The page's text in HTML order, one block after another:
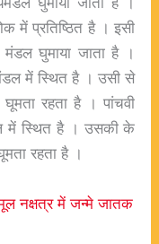
में प्रतिष्ठित है । इसी
मंडल घुमाया जाता है ।
में स्थित है । उसी से
रहता है । पांचवी
में स्थित है । उसकी के
रहता है ।
नक्षत्र में जन्मे जातक